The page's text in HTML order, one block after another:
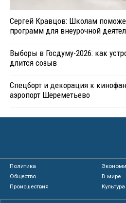
Сергей Кравцов: Школам
программ для внеурочной
Выборы в Госдуму-2026: как
длится созыв
Спецборт и декорация к
аэропорт Шереметьево
Политика
Общество
В мире
Происшествия
Культура